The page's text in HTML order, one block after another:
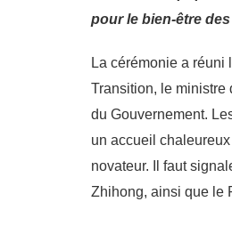
pour le bien-être
La cérémonie a
Transition, le ministre
du Gouvernement.
un accueil
novateur. Il faut
Zhihong, ainsi que le